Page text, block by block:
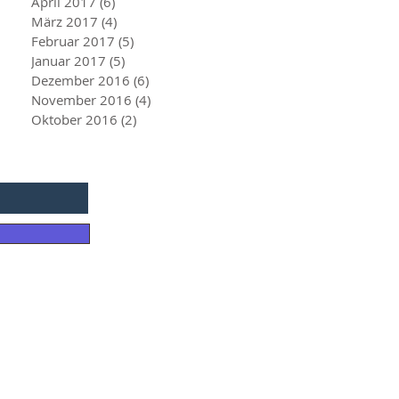
März 2017 (4)
Februar 2017 (5)
Januar 2017 (5)
Dezember 2016 (6)
November 2016 (4)
Oktober 2016 (2)